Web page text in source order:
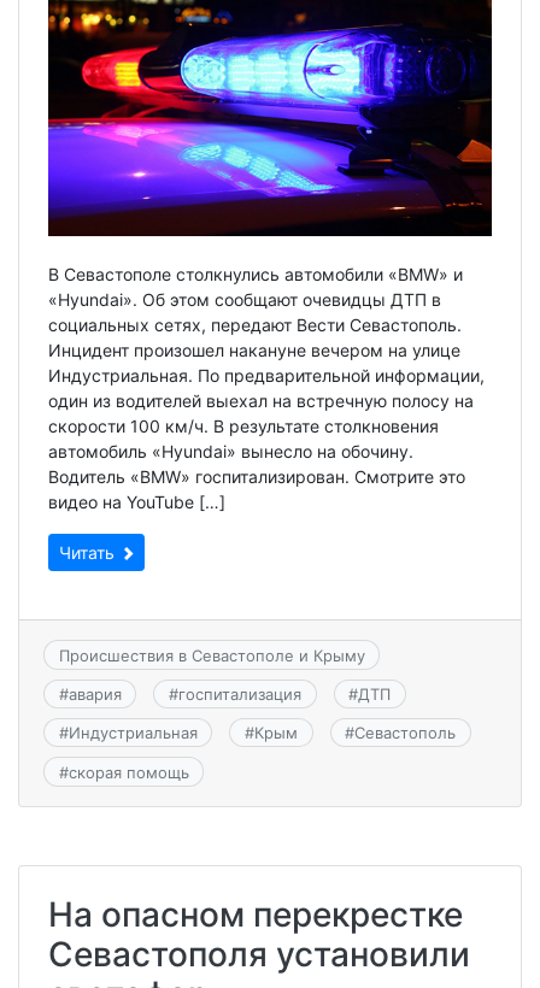
В Севастополе столкнулись автомобили «BMW» и
«Hyundai». Об этом сообщают очевидцы ДТП в
социальных сетях, передают Вести Севастополь.
Инцидент произошел накануне вечером на улице
Индустриальная. По предварительной информации,
один из водителей выехал на встречную полосу на
скорости 100 км/ч. В результате столкновения
автомобиль «Hyundai» вынесло на обочину.
Водитель «BMW» госпитализирован. Смотрите это
видео на YouTube […]
Читать
Происшествия в Севастополе и Крыму
#авария #госпитализация #ДТП
#Индустриальная #Крым #Севастополь
#скорая помощь
На опасном перекрестке
Севастополя установили